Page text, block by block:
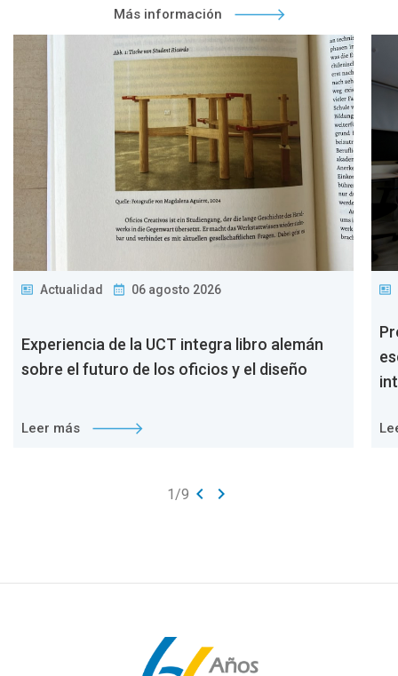
Más información
Actualidad 06 agosto 2026
Experiencia de la UCT integra libro alemán
sobre el futuro de los oficios y el diseño
Leer más
1/9 keyboard_arrow_left keyboard_arrow_right